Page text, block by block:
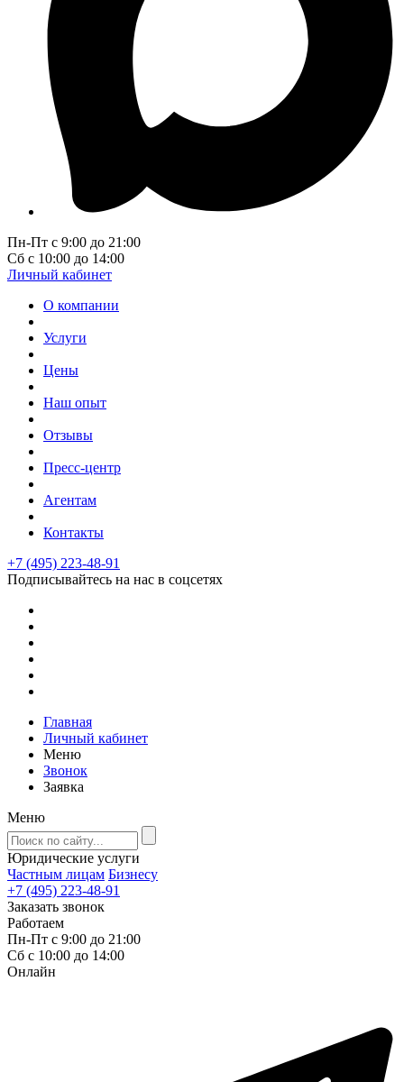
Пн-Пт с 9:00 до 21:00
Сб с 10:00 до 14:00
Личный кабинет
О компании
Услуги
Цены
Наш опыт
Отзывы
Пресс-центр
Агентам
Контакты
+7 (495) 223-48-91
Подписывайтесь на нас в соцсетях
Главная
Личный кабинет
Меню
Звонок
Заявка
Меню
Юридические услуги
Частным лицам Бизнесу
+7 (495) 223-48-91
Заказать звонок
Работаем
Пн-Пт с 9:00 до 21:00
Сб с 10:00 до 14:00
Онлайн